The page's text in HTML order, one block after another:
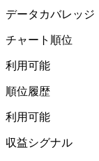
データカバレッジ
チャート順位
利用可能
順位履歴
利用可能
収益シグナル